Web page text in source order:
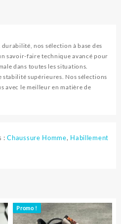
nos sélection à base des
savoir-faire technique avancé pour
dans toutes les situations.
stabilité supérieures. Nos sélections
avec le meilleur en matière de
:Chaussure Homme, Habillement
Promo !